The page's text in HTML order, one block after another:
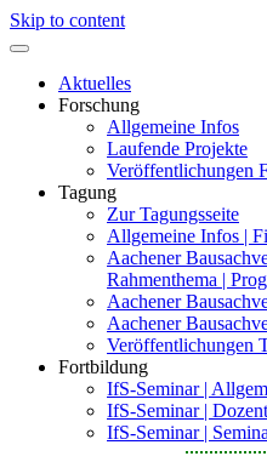
Skip to content
Aktuelles
Forschung
Allgemeine Infos
Laufende Projekte
Veröffentlichungen
Tagung
Zur Tagungsseite
Allgemeine Infos |
Aachener
Rahmenthema |
Aachener
Aachener
Veröffentlichungen
Fortbildung
IfS-Seminar |
IfS-Seminar |
IfS-Seminar |